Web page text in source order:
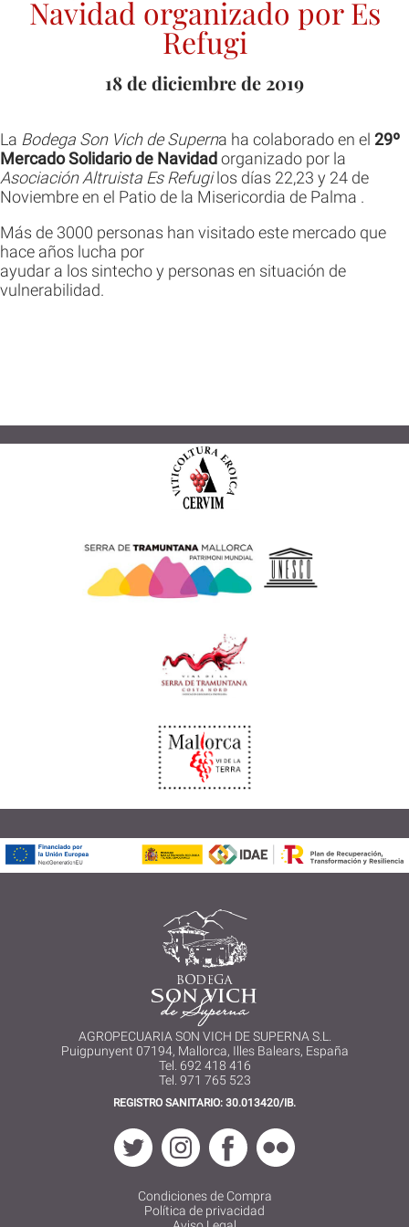
Navidad organizado por Es
Refugi
18 de diciembre de 2019
La Bodega Son Vich de Superna ha colaborado en el 29º
Mercado Solidario de Navidad organizado por la
Asociación Altruista Es Refugilos días 22,23 y 24 de
Noviembre en el Patio de la Misericordia de Palma .
Más de 3000 personas han visitado este mercado que
hace años lucha por
ayudar a los sintecho y personas en situación de
vulnerabilidad.
AGROPECUARIA SON VICH DE SUPERNA S.L.
Puigpunyent 07194, Mallorca, Illes Balears, España
Tel. 692 418 416
Tel. 971 765 523
REGISTRO SANITARIO: 30.013420/IB.
Condiciones de Compra
Política de privacidad